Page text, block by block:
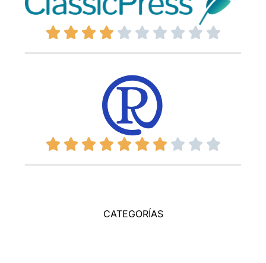
CATEGORÍAS